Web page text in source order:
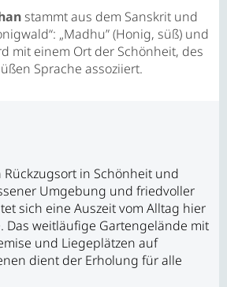
stammt aus dem Sanskrit und
„Madhu” (Honig, süß) und
mit einem Ort der Schönheit, des
Sprache assoziiert.
in Schönheit und
Umgebung und friedvoller
sich eine Auszeit vom Alltag hier
Das weitläufige Gartengelände mit
und Liegeplätzen auf
dient der Erholung für alle